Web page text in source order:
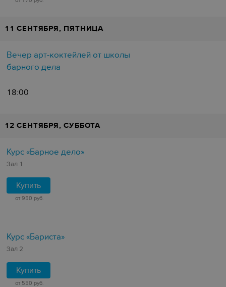
11 СЕНТЯБРЯ, ПЯТНИЦА
Вечер арт-коктейлей от школы
барного дела
18:00
12 СЕНТЯБРЯ, СУББОТА
Курс «Барное дело»
Зал 1
Купить
от 950 руб.
Курс «Бариста»
Зал 2
Купить
от 550 руб.